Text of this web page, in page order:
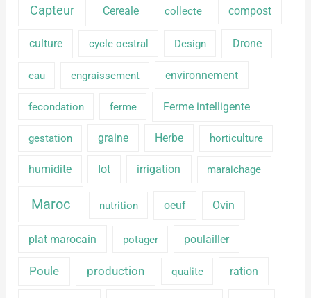
Capteur Cereale collecte compost
culture cycle oestral Design Drone
eau engraissement environnement
fecondation ferme Ferme intelligente
gestation graine Herbe horticulture
humidite Iot irrigation maraichage
Maroc nutrition oeuf Ovin
plat marocain potager poulailler
Poule production qualite ration